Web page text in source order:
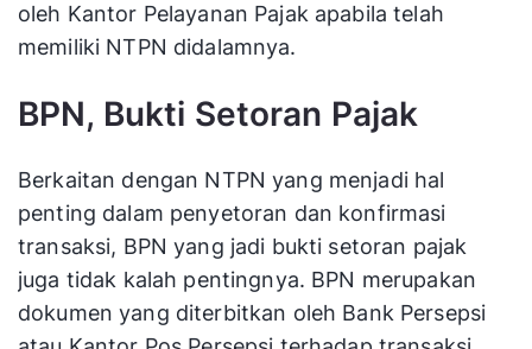
oleh Kantor Pelayanan Pajak apabila telah
memiliki NTPN didalamnya.
BPN, Bukti Setoran Pajak
Berkaitan dengan NTPN yang menjadi hal
penting dalam penyetoran dan konfirmasi
transaksi, BPN yang jadi bukti setoran pajak
juga tidak kalah pentingnya. BPN merupakan
dokumen yang diterbitkan oleh Bank Persepsi